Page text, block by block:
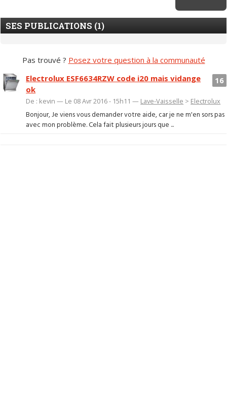
SES PUBLICATIONS (1)
Pas trouvé ? Posez votre question à la communauté
16
Electrolux ESF6634RZW code i20 mais vidange
ok
De : kevin — Le 08 Avr 2016 - 15h11 — Lave-Vaisselle > Electrolux
Bonjour, Je viens vous demander votre aide, car je ne m'en sors pas
avec mon problème. Cela fait plusieurs jours que ...